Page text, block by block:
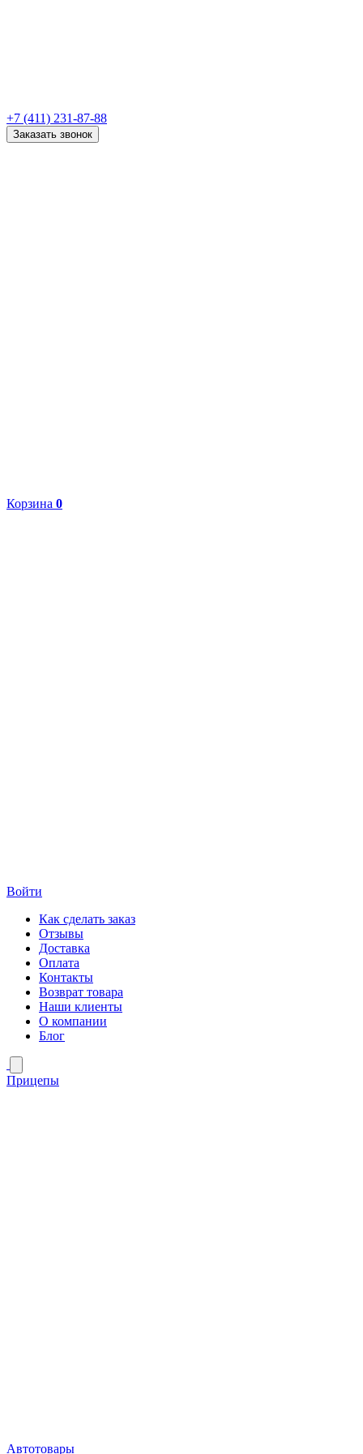
+7 (411) 231-87-88
Заказать звонок
Корзина 0
Войти
Как сделать заказ
Отзывы
Доставка
Оплата
Контакты
Возврат товара
Наши клиенты
О компании
Блог
Прицепы
Автотовары